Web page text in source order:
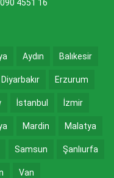
4551 16
Aydın Balıkesir
Diyarbakır Erzurum
İstanbul İzmir
Mardin Malatya
Samsun Şanlıurfa
Van